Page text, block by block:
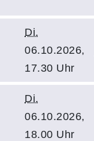
Di.
06.10.2026,
17.30 Uhr
Di.
06.10.2026,
18.00 Uhr